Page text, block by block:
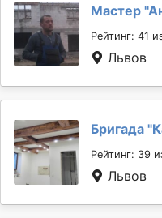
Мастер "
Рейтинг: 41
Львов
Бригада "
Рейтинг: 39
Львов